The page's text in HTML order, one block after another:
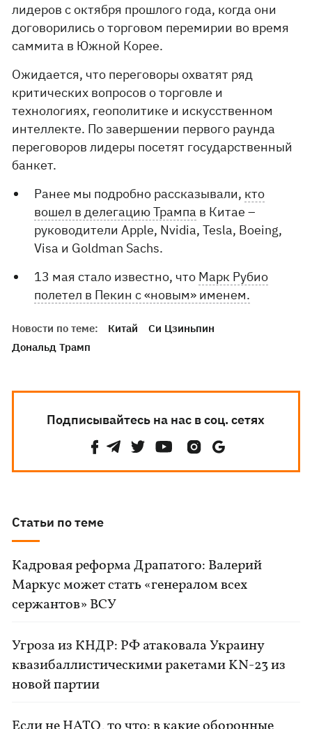
лидеров с октября прошлого года, когда они
договорились о торговом перемирии во время
саммита в Южной Корее.
Ожидается, что переговоры охватят ряд
критических вопросов о торговле и
технологиях, геополитике и искусственном
интеллекте. По завершении первого раунда
переговоров лидеры посетят государственный
банкет.
Ранее мы подробно рассказывали, кто
вошел в делегацию Трампа в Китае –
руководители Apple, Nvidia, Tesla, Boeing,
Visa и Goldman Sachs.
13 мая стало известно, что Марк Рубио
полетел в Пекин с «новым» именем.
Новости по теме: Китай
Си Цзиньпин
Дональд Трамп
Подписывайтесь на нас в соц. сетях
Статьи по теме
Кадровая реформа Драпатого: Валерий
Маркус может стать «генералом всех
сержантов» ВСУ
Угроза из КНДР: РФ атаковала Украину
квазибаллистическими ракетами KN-23 из
новой партии